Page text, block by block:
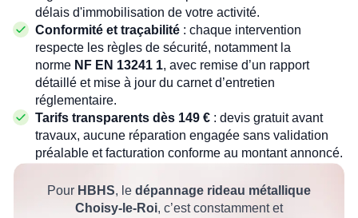
délais d'immobilisation de votre activité.
Conformité et traçabilité : chaque intervention
respecte les règles de sécurité, notamment la
norme
, avec remise d’un rapport
détaillé et mise à jour du carnet d’entretien
réglementaire.
Tarifs transparents dès 149 € : devis gratuit avant
travaux, aucune réparation engagée sans validation
préalable et facturation conforme au montant annoncé.
Pour HBHS, le dépannage rideau métallique
Choisy-le-Roi, c’est constamment et